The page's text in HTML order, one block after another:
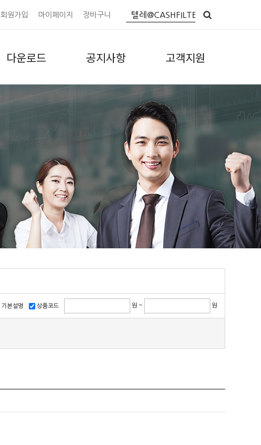
장바구니
마이페이지
회원가입
다운로드 공지사항 고객지원
기본설명 상품코드 원 ~ 원